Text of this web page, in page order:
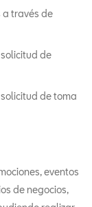
a través de
de
de toma
eventos
de negocios,